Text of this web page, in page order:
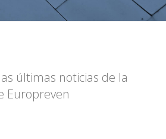
últimas noticias de la
Europreven